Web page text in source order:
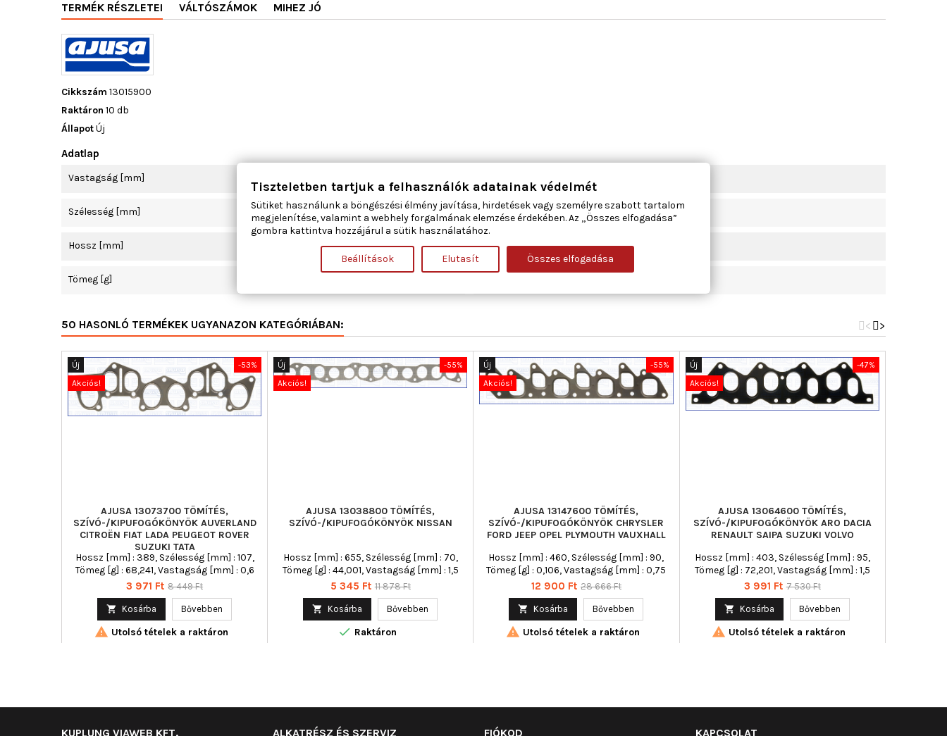
TERMÉK RÉSZLETEI VÁLTÓSZÁMOK MIHEZ JÓ
Cikkszám 13015900
Raktáron 10 db
ÁllapotÚj
Adatlap
Vastagság [mm]
Szélesség [mm] 54
Hossz [mm] 435
Tömeg [g]
50 HASONLÓ TERMÉKEK UGYANAZON KATEGÓRIÁBAN: >
<
-53%
Új
Akciós!
AJUSA 13073700 TÖMÍTÉS,
SZÍVÓ-/KIPUFOGÓKÖNYÖK AUVERLAND
CITROËN FIAT LADA PEUGEOT ROVER
SUZUKI TATA
Hossz [mm] : 389, Szélesség [mm] : 107,
Tömeg [g] : 68,241, Vastagság [mm] : 0,6
Ár
3 971 Ft Normál
8 449 Ft
 Kosárba Bővebben
 Utolsó tételek a raktáron
-55%
Új
Akciós!
AJUSA 13038800 TÖMÍTÉS,
SZÍVÓ-/KIPUFOGÓKÖNYÖK NISSAN
Hossz [mm] : 655, Szélesség [mm] : 70,
Tömeg [g] : 44,001, Vastagság [mm] : 1,5
Ár
5 345 Ft Normál
11 878 Ft
 Kosárba Bővebben
 Raktáron
-55%
Új
Akciós!
AJUSA 13147600 TÖMÍTÉS,
SZÍVÓ-/KIPUFOGÓKÖNYÖK CHRYSLER
FORD JEEP OPEL PLYMOUTH VAUXHALL
Hossz [mm] : 460, Szélesség [mm] : 90,
Tömeg [g] : 0,106, Vastagság [mm] : 0,75
Ár
12 900 Ft Normál
28 666 Ft
 Kosárba Bővebben
 Utolsó tételek a raktáron
-47%
Új
Akciós!
AJUSA 13064600 TÖMÍTÉS,
SZÍVÓ-/KIPUFOGÓKÖNYÖK ARO DACIA
RENAULT SAIPA SUZUKI VOLVO
Hossz [mm] : 403, Szélesség [mm] : 95,
Tömeg [g] : 72,201, Vastagság [mm] : 1,5
Ár
3 991 Ft Normál
7 530 Ft
 Kosárba Bővebben
 Utolsó tételek a raktáron
KUPLUNG VIAWEB KFT. ALKATRÉSZ ÉS SZERVIZ FIÓKOD KAPCSOLAT
Tiszteletben tartjuk a felhasználók adatainak védelmét
Sütiket használunk a böngészési élmény javítása, hirdetések vagy személyre szabott tartalom
megjelenítése, valamint a webhely forgalmának elemzése érdekében. Az „Összes elfogadása”
gombra kattintva hozzájárul a sütik használatához.
Beállítások Elutasít Összes elfogadása